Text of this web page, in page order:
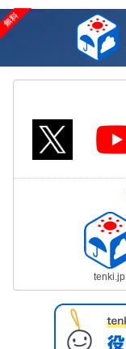
tenki.jp